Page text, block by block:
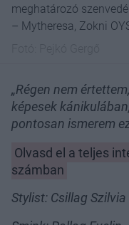
meghatározó
– Mytheresa, Zokni
„Régen nem
képesek
pontosan ismerem
Olvasd el a teljes
számban
Stylist: Csillag Szilvia